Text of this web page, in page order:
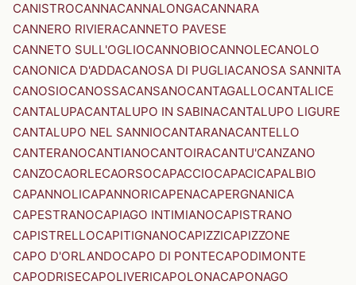
CANISTROCANNACANNALONGACANNARA
CANNERO RIVIERACANNETO PAVESE
CANNETO SULL'OGLIOCANNOBIOCANNOLECANOLO
CANONICA D'ADDACANOSA DI PUGLIACANOSA SANNITA
CANOSIOCANOSSACANSANOCANTAGALLOCANTALICE
CANTALUPACANTALUPO IN SABINACANTALUPO LIGURE
CANTALUPO NEL SANNIOCANTARANACANTELLO
CANTERANOCANTIANOCANTOIRACANTU'CANZANO
CANZOCAORLECAORSOCAPACCIOCAPACICAPALBIO
CAPANNOLICAPANNORICAPENACAPERGNANICA
CAPESTRANOCAPIAGO INTIMIANOCAPISTRANO
CAPISTRELLOCAPITIGNANOCAPIZZICAPIZZONE
CAPO D'ORLANDOCAPO DI PONTECAPODIMONTE
CAPODRISECAPOLIVERICAPOLONACAPONAGO